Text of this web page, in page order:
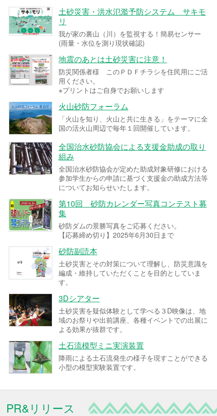
土砂災害・洪水氾濫予防システム サキモ
リ
我が家の裏山（川）を監視する！簡易センサー
(雨量・水位を測り現状確認)
地震のあとは土砂災害に注意！
防災関係者様 このＰＤＦチラシを住民用にご活
用ください。
※プリントはご自身でお願いします
火山砂防フォーラム
「火山を知り、火山と共に生きる」をテーマに全
国の活火山周辺で毎年１回開催しています。
全国治水砂防協会による支援金助成の取り
組み
全国治水砂防協会が定めた助成対象研修における
参加学生からの申請に基づく支援金の助成方法等
についてお知らせいたします。
第10回 砂防カレンダー写真コンテスト募
集
砂防ダムの景勝写真をご応募ください。
【応募締め切り】2025年6月30日まで
砂防副読本
土砂災害とその対策について理解し、防災意識を
編成・維持していただくことを目的としていま
す。
3Dシアター
土砂災害を疑似体験として学べる３D映像は、地
域のお祭りや出前講座、各種イベントでの出展に
よる効果が抜群です。
土石流模型ミニ実演装置
降雨による土石流発生の様子を現すことができる
小型の模型実験装置です。
PR&リリース